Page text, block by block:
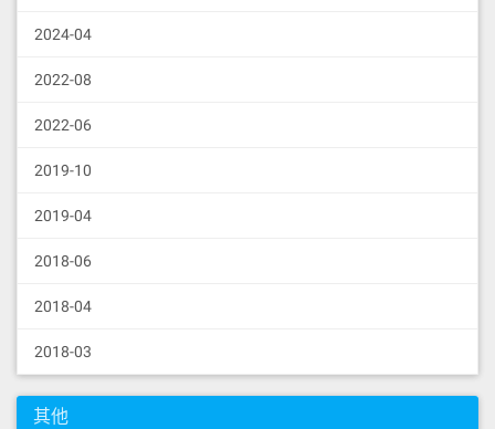
2024-04
2022-08
2022-06
2019-10
2019-04
2018-06
2018-04
2018-03
其他